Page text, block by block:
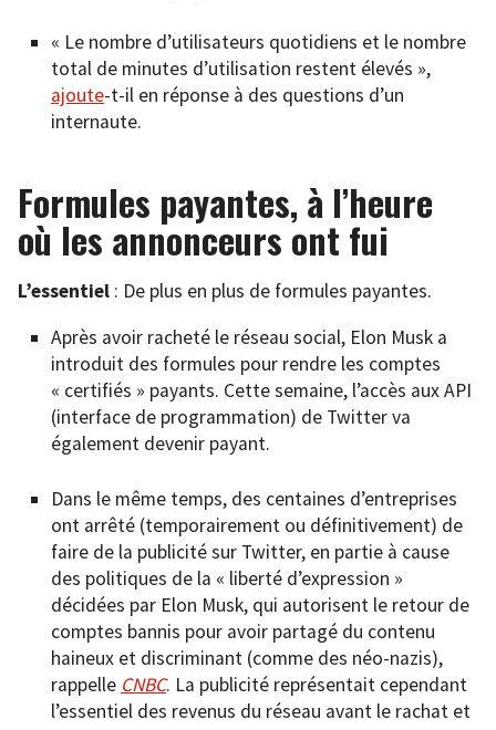
« Le nombre d’utilisateurs quotidiens et le nombre
total de minutes d’utilisation restent élevés »,
ajoute-t-il en réponse à des questions d’un
internaute.
Formules payantes, à l’heure
où les annonceurs ont fui
L’essentiel : De plus en plus de formules payantes.
Après avoir racheté le réseau social, Elon Musk a
introduit des formules pour rendre les comptes
« certifiés » payants. Cette semaine, l’accès aux API
(interface de programmation) de Twitter va
également devenir payant.
Dans le même temps, des centaines d’entreprises
ont arrêté (temporairement ou définitivement) de
faire de la publicité sur Twitter, en partie à cause
des politiques de la « liberté d’expression »
décidées par Elon Musk, qui autorisent le retour de
comptes bannis pour avoir partagé du contenu
haineux et discriminant (comme des néo-nazis),
rappelle CNBC. La publicité représentait cependant
l’essentiel des revenus du réseau avant le rachat et